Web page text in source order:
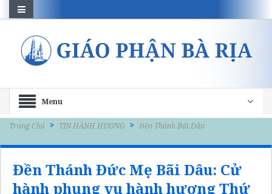
Menu
Trang Chủ TIN HÀNH HƯƠNG Đền Thánh Bãi Dâu
Đền Thánh Đức Mẹ Bãi Dâu: Cử
hành phụng vụ hành hương Thứ